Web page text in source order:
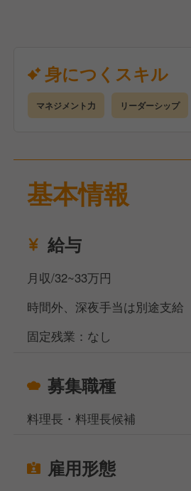
身につくスキル
マネジメント力 リーダーシップ
基本情報
給与
月収/32~33万円
時間外、深夜手当は別途支給
固定残業：なし
募集職種
料理長・料理長候補
雇用形態